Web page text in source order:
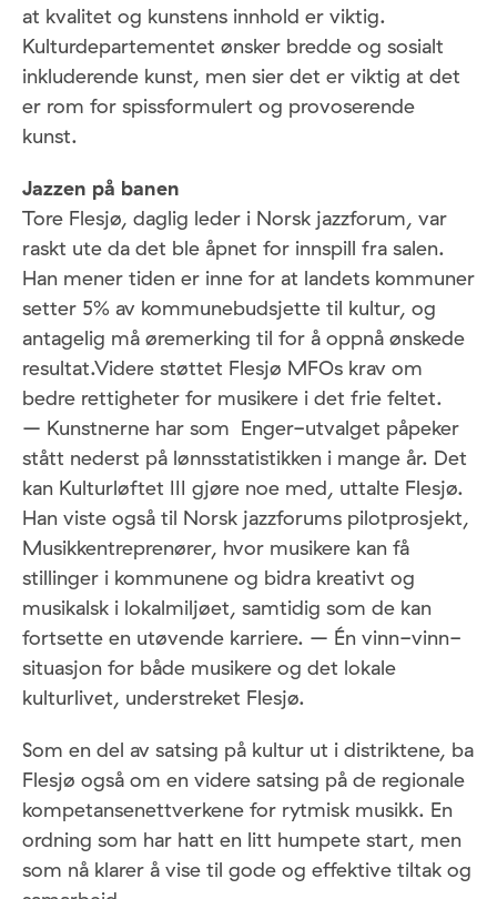
at kvalitet og kunstens innhold er viktig.
Kulturdepartementet ønsker bredde og sosialt
inkluderende kunst, men sier det er viktig at det
er rom for spissformulert og provoserende
kunst.
Jazzen på banen
Tore Flesjø, daglig leder i Norsk jazzforum, var
raskt ute da det ble åpnet for innspill fra salen.
Han mener tiden er inne for at landets kommuner
setter 5% av kommunebudsjette til kultur, og
antagelig må øremerking til for å oppnå ønskede
resultat.Videre støttet Flesjø MFOs krav om
bedre rettigheter for musikere i det frie feltet.
– Kunstnerne har som Enger-utvalget påpeker
stått nederst på lønnsstatistikken i mange år. Det
kan Kulturløftet III gjøre noe med, uttalte Flesjø.
Han viste også til Norsk jazzforums pilotprosjekt,
Musikkentreprenører, hvor musikere kan få
stillinger i kommunene og bidra kreativt og
musikalsk i lokalmiljøet, samtidig som de kan
fortsette en utøvende karriere. – Én vinn-vinn-
situasjon for både musikere og det lokale
kulturlivet, understreket Flesjø.
Som en del av satsing på kultur ut i distriktene, ba
Flesjø også om en videre satsing på de regionale
kompetansenettverkene for rytmisk musikk. En
ordning som har hatt en litt humpete start, men
som nå klarer å vise til gode og effektive tiltak og